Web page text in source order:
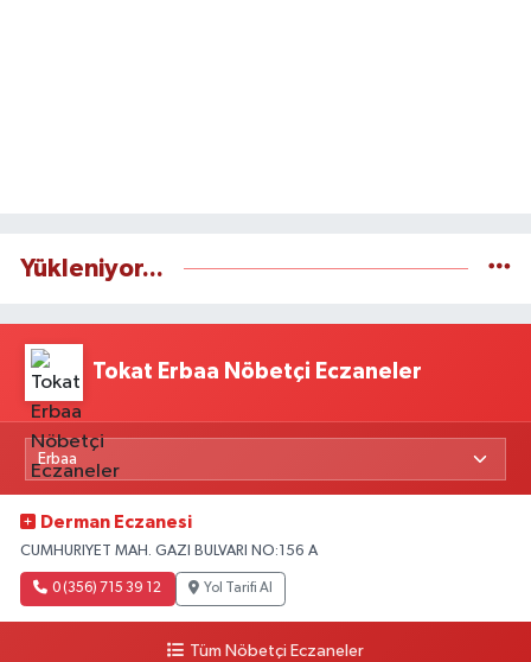
Yükleniyor...
Tokat Erbaa Nöbetçi Eczaneler
Derman Eczanesi
CUMHURIYET MAH. GAZI BULVARI NO:156 A
0 (356) 715 39 12 Yol Tarifi Al
Tüm Nöbetçi Eczaneler